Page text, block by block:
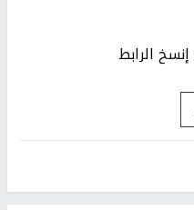
إنسخ الرابط